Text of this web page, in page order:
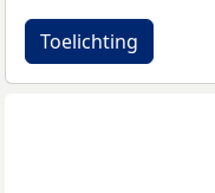
Toelichting